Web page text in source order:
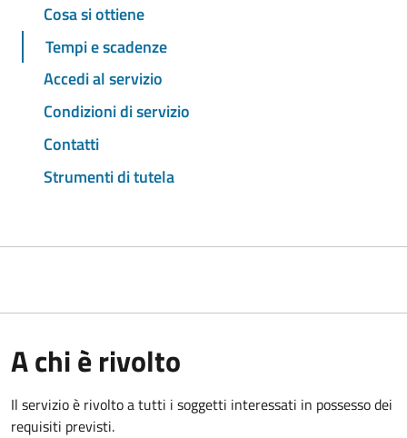
Cosa si ottiene
Tempi e scadenze
Accedi al servizio
Condizioni di servizio
Contatti
Strumenti di tutela
A chi è rivolto
Il servizio è rivolto a tutti i soggetti interessati in possesso dei
requisiti previsti.